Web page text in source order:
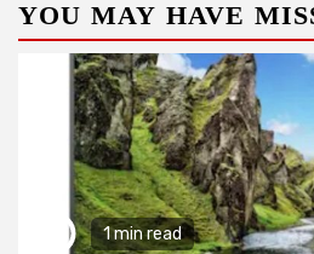
YOU MAY HAVE
1 min read